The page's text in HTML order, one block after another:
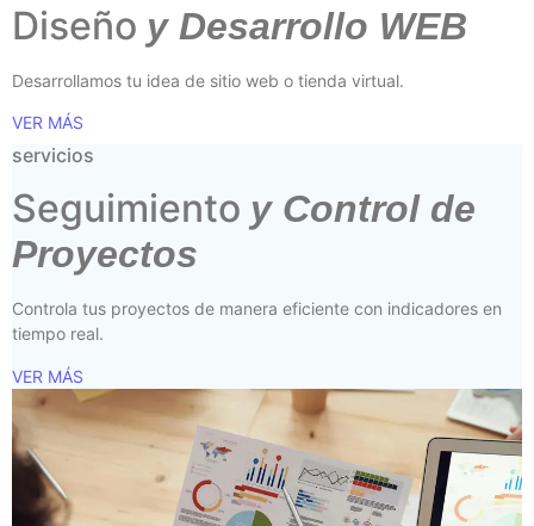
Diseño y Desarrollo WEB
Desarrollamos tu idea de sitio web o tienda virtual.
VER MÁS
servicios
Seguimiento y Control de
Proyectos
Controla tus proyectos de manera eficiente con indicadores en
tiempo real.
VER MÁS